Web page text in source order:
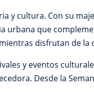
y cultura. Con su
urbana que
disfrutan de
y eventos
Desde la